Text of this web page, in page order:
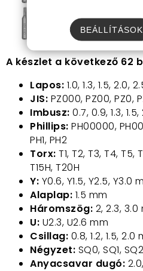
A készlet a következő 62
Lapos: 1.0, 1.3, 1.5, 2.0,
JIS: PZ000, PZ00, PZ0,
Imbusz: 0.7, 0.9, 1.3,
Phillips: PH00000,
PH1, PH2
Torx: T1, T2, T3, T4, T5,
T15H, T20H
Y: Y0.6, Y1.5, Y2.5, Y3.0
Alaplap: 1.5 mm
Háromszög: 2, 2.3, 3.0
U: U2.3, U2.6 mm
Csillag: 0.8, 1.2, 1.5, 2.0
Négyzet: SQ0, SQ1, SQ2
Anyacsavar dugó:
BEÁLLÍTÁSOK